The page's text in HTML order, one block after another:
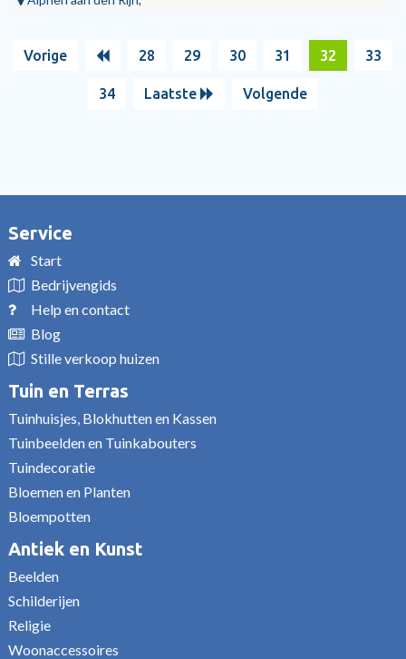
Vorige 28 29 30 31 32 33
34 Laatste Volgende
Service
Start
Bedrijvengids
Help en contact
Blog
Stille verkoop huizen
Tuin en Terras
Tuinhuisjes, Blokhutten en Kassen
Tuinbeelden en Tuinkabouters
Tuindecoratie
Bloemen en Planten
Bloempotten
Antiek en Kunst
Beelden
Schilderijen
Religie
Woonaccessoires